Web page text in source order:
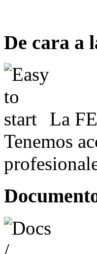
De cara a
La
Tenemos